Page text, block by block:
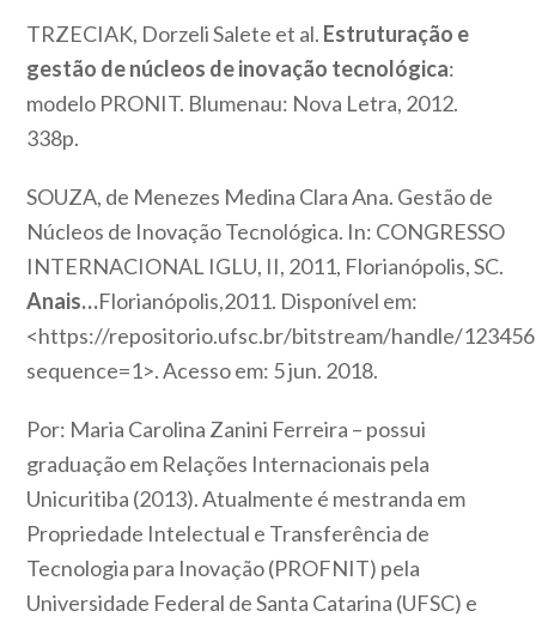
TRZECIAK, Dorzeli Salete et al. Estruturação e
gestão de núcleos de inovação tecnológica:
modelo PRONIT. Blumenau: Nova Letra, 2012.
338p.
SOUZA, de Menezes Medina Clara Ana. Gestão de
Núcleos de Inovação Tecnológica. In: CONGRESSO
INTERNACIONAL IGLU, II, 2011, Florianópolis, SC.
Anais…Florianópolis,2011. Disponível em:
<https://repositorio.ufsc.br/bitstream/handle/
sequence=1>. Acesso em: 5 jun. 2018.
Por: Maria Carolina Zanini Ferreira – possui
graduação em Relações Internacionais pela
Unicuritiba (2013). Atualmente é mestranda em
Propriedade Intelectual e Transferência de
Tecnologia para Inovação (PROFNIT) pela
Universidade Federal de Santa Catarina (UFSC) e